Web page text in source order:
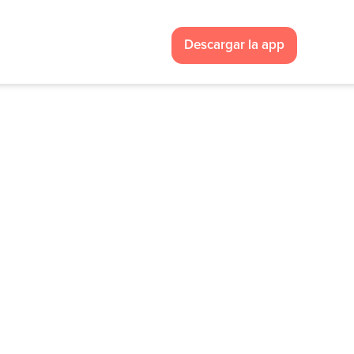
Descargar la app